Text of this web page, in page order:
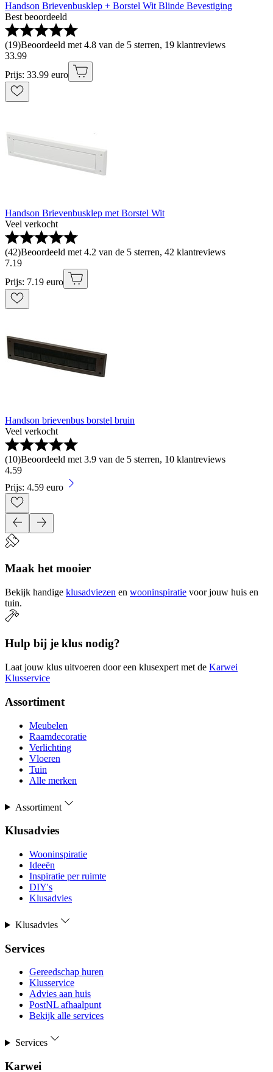
Handson Brievenbusklep + Borstel Wit Blinde Bevestiging
Best beoordeeld
(19)Beoordeeld met 4.8 van de 5 sterren, 19 klantreviews
33.99
Prijs: 33.99 euro
Handson Brievenbusklep met Borstel Wit
Veel verkocht
(42)Beoordeeld met 4.2 van de 5 sterren, 42 klantreviews
7.19
Prijs: 7.19 euro
Handson brievenbus borstel bruin
Veel verkocht
(10)Beoordeeld met 3.9 van de 5 sterren, 10 klantreviews
4.59
Prijs: 4.59 euro
Maak het mooier
Bekijk handige klusadviezen en wooninspiratie voor jouw huis en
tuin.
Hulp bij je klus nodig?
Laat jouw klus uitvoeren door een klusexpert met de Karwei
Klusservice
Assortiment
Meubelen
Raamdecoratie
Verlichting
Vloeren
Tuin
Alle merken
Assortiment
Klusadvies
Wooninspiratie
Ideeën
Inspiratie per ruimte
DIY's
Klusadvies
Klusadvies
Services
Gereedschap huren
Klusservice
Advies aan huis
PostNL afhaalpunt
Bekijk alle services
Services
Karwei